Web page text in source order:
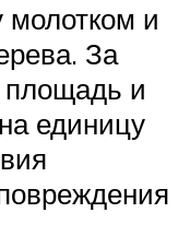
и
За
площадь и
единицу